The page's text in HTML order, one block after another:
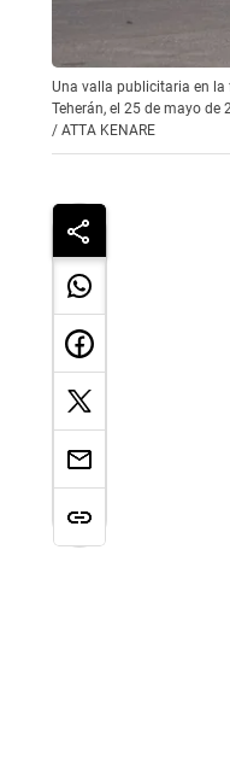
Una valla publicitaria en la
Teherán, el 25 de mayo de
/ ATTA KENARE